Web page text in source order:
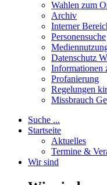
Wahlen zum
Archiv
Interner
Personensuche
Datenschutz
Informationen
Profanierung
Regelungen
Missbrauch
Suche ...
Startseite
Aktuelles
Termine &
Wir sind